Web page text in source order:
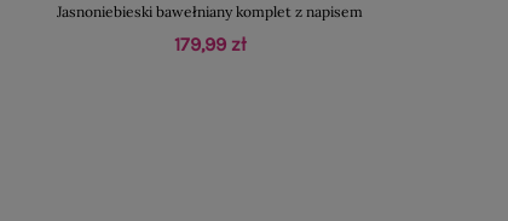
Jasnoniebieski bawełniany komplet z napisem
179,99 zł